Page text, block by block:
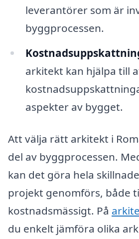
leverantörer som är
byggprocessen.
arkitekt kan hjälpa till
aspekter av bygget.
Att välja rätt arkitekt i
del av byggprocessen.
kan det göra hela
projekt genomförs, både
kostnadsmässigt. På
du enkelt jämföra olika